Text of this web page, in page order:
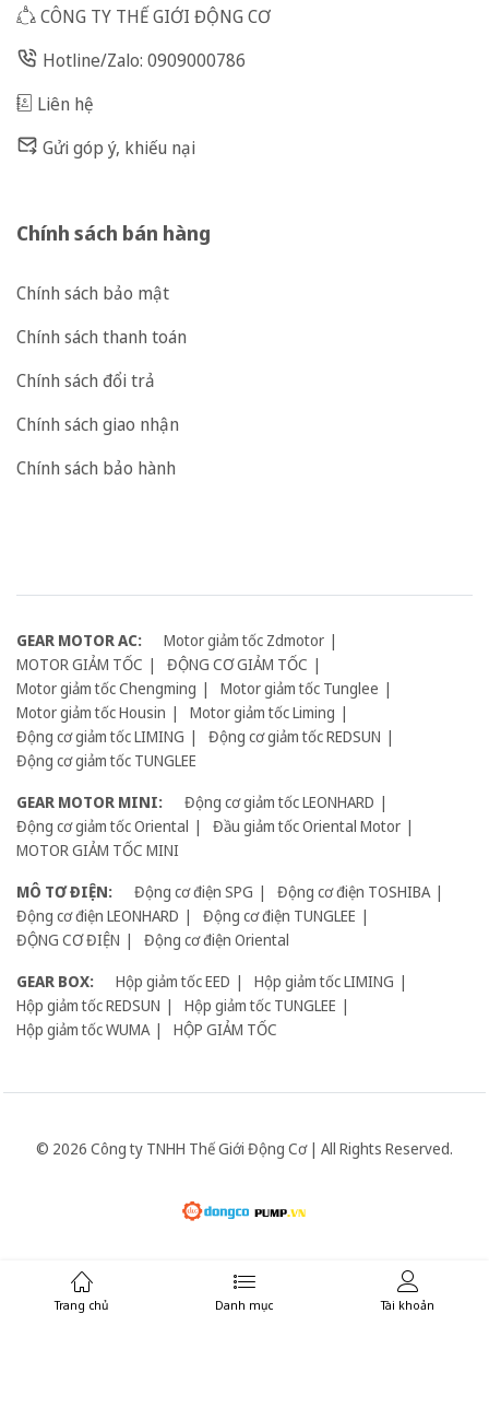
CÔNG TY THẾ GIỚI ĐỘNG CƠ
Hotline/Zalo: 0909000786
Liên hệ
Gửi góp ý, khiếu nại
Chính sách bán hàng
Chính sách bảo mật
Chính sách thanh toán
Chính sách đổi trả
Chính sách giao nhận
Chính sách bảo hành
GEAR MOTOR AC:
Motor giảm tốc Zdmotor
MOTOR GIẢM TỐC
ĐỘNG CƠ GIẢM TỐC
Motor giảm tốc Chengming
Motor giảm tốc Tunglee
Motor giảm tốc Housin
Motor giảm tốc Liming
Động cơ giảm tốc LIMING
Động cơ giảm tốc REDSUN
Động cơ giảm tốc TUNGLEE
GEAR MOTOR MINI:
Động cơ giảm tốc LEONHARD
Động cơ giảm tốc Oriental
Đầu giảm tốc Oriental Motor
MOTOR GIẢM TỐC MINI
MÔ TƠ ĐIỆN:
Động cơ điện SPG
Động cơ điện TOSHIBA
Động cơ điện LEONHARD
Động cơ điện TUNGLEE
ĐỘNG CƠ ĐIỆN
Động cơ điện Oriental
GEAR BOX:
Hộp giảm tốc EED
Hộp giảm tốc LIMING
Hộp giảm tốc REDSUN
Hộp giảm tốc TUNGLEE
Hộp giảm tốc WUMA
HỘP GIẢM TỐC
© 2026 Công ty TNHH Thế Giới Động Cơ | All Rights Reserved.
Giữ liên lạc:
Trang chủ Danh mục Tài khoản